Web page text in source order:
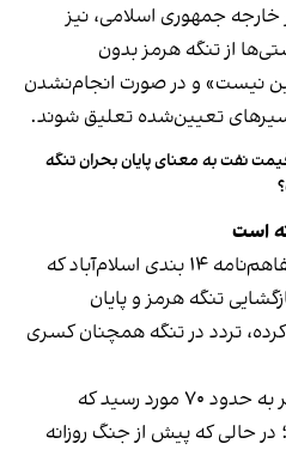
جمهوری اسلامی، نیز
از تنگه هرمز بدون
نیست» و در صورت انجام‌نشدن
تعیین‌شده تعلیق شوند.
نفت به معنای پایان بحران تنگه
است
با گذشت دو هفته از امضای تفاهم‌نامه ۱۴ بندی اسلام‌آباد که
تنگه هرمز و پایان
کرده، تردد در تنگه همچنان کسری
شمار تردد شناورها در سوم تیر به حدود ۷۰ مورد رسید که
در حالی که پیش از جنگ روزانه